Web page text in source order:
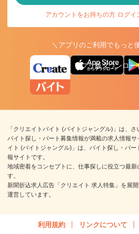
アカウントをお持ちの方 ログイ
＼アプリのご利用でもっと
アプリ版ダウンロー
「クリエイトバイト (バイトジャングル)」は、
バイト探し・パート募集情報が満載の求人情報
イト (バイトジャングル)」は、バイト探し・パ
報サイトです。
地域密着をコンセプトに、仕事探しに役立つ最新
す。
新聞折込求人広告「クリエイト 求人特集」を展
運営しています。
利用規約 リンクについて